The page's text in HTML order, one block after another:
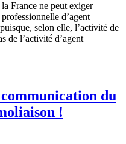
France ne peut exiger
d’agent
selon elle, l’activité de
de l’activité d’agent
du
!